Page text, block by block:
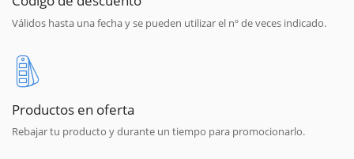
Válidos hasta una fecha y se pueden utilizar el nº de veces indicado.
Productos en oferta
Rebajar tu producto y durante un tiempo para promocionarlo.